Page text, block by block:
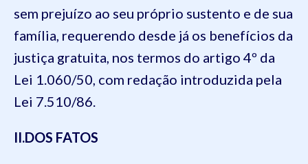
sem prejuízo ao seu próprio sustento e de sua
família, requerendo desde já os benefícios da
justiça gratuita, nos termos do artigo 4º da
Lei 1.060/50, com redação introduzida pela
Lei 7.510/86.
II.DOS FATOS